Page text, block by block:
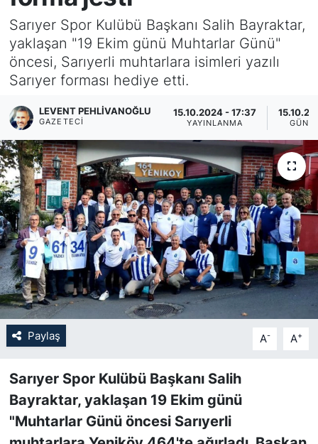
Sarıyer Spor Kulübü Başkanı Salih Bayraktar,
yaklaşan "19 Ekim günü Muhtarlar Günü"
öncesi, Sarıyerli muhtarlara isimleri yazılı
Sarıyer forması hediye etti.
LEVENT PEHLIVANOĞLU
GAZETECI
15.10.2024 - 17:37
YAYINLANMA
Paylaş A- A+
Sarıyer Spor Kulübü Başkanı Salih
Bayraktar, yaklaşan 19 Ekim günü
"Muhtarlar Günü öncesi Sarıyerli
KÖŞE YAZILARI
KÖŞE YAZILARI (Arşiv)
RÖPORTAJ
SAĞLIK
SARIYER HABERLERİ
SARIYER İMAR BARIŞI
SEKTÖR
SON DAKİKA HABERİ
SPOR